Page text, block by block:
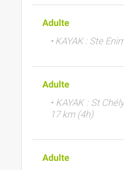
Adulte
• KAYAK : Ste
Adulte
• KAYAK : St
17 km (4h)
Adulte